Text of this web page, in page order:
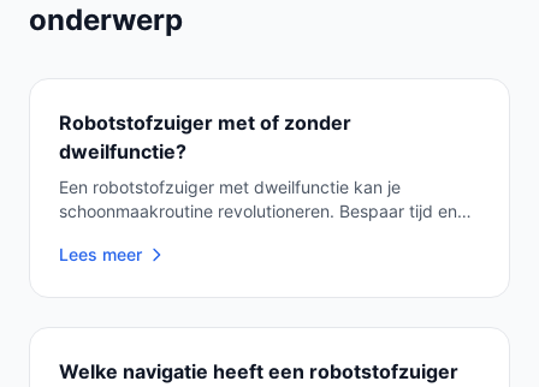
onderwerp
Robotstofzuiger met of zonder
dweilfunctie?
Een robotstofzuiger met dweilfunctie kan je
schoonmaakroutine revolutioneren. Bespaar tijd en
Lees meer
Welke navigatie heeft een robotstofzuiger